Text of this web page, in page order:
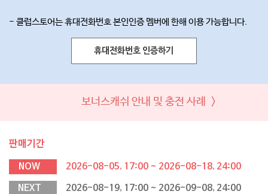
- 클럽스토어는 휴대전화번호 본인인증 멤버에 한해 이용 가능합니다.
휴대전화번호 인증하기
보너스캐쉬 안내 및 충전 사례 >
판매기간
NOW 2026-08-05, 17:00 ~ 2026-08-18, 24:00
NEXT 2026-08-19, 17:00 ~ 2026-09-08, 24:00